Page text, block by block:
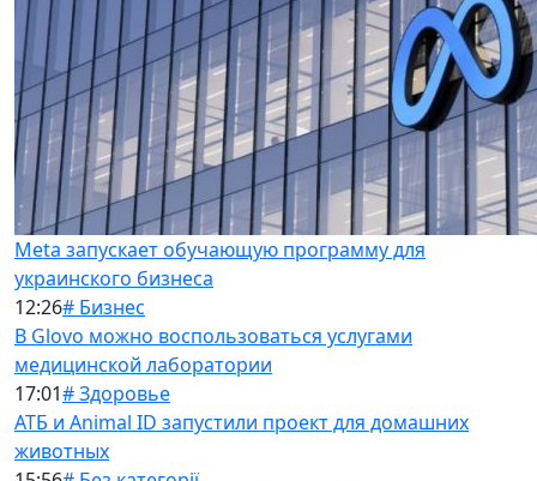
Meta запускает обучающую программу для
украинского бизнеса
12:26# Бизнес
В Glovo можно воспользоваться услугами
медицинской лаборатории
17:01# Здоровье
АТБ и Animal ID запустили проект для домашних
животных